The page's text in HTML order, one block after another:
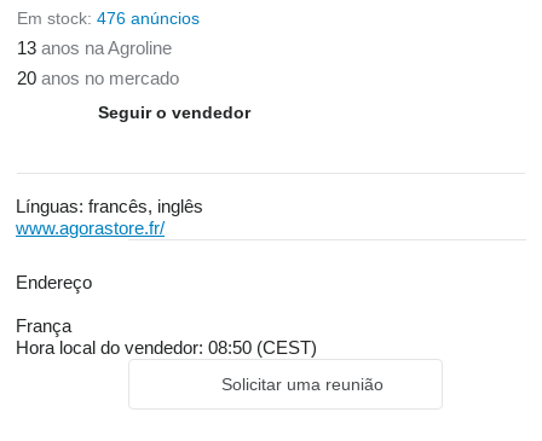
Em stock: 476 anúncios
13 anos na Agroline
20 anos no mercado
Seguir o vendedor
Línguas: francês, inglês
www.agorastore.fr/
Endereço
França
Hora local do vendedor: 08:50 (CEST)
Solicitar uma reunião